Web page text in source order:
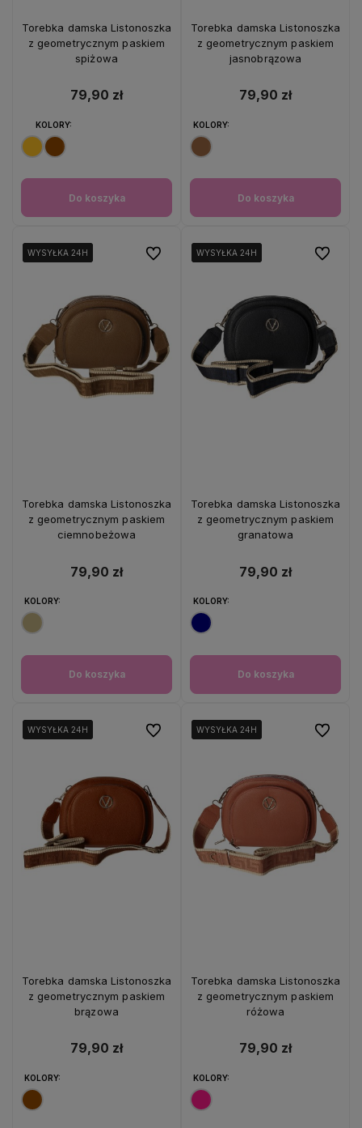
Torebka damska Listonoszka
z geometrycznym paskiem
spiżowa
79,90 zł
KOLORY:
Do koszyka
Torebka damska Listonoszka
z geometrycznym paskiem
jasnobrązowa
79,90 zł
KOLORY:
Do koszyka
WYSYŁKA 24H
WYSYŁKA 24H
WYSYŁKA 24H
Torebka damska Listonoszka
z geometrycznym paskiem
ciemnobeżowa
79,90 zł
KOLORY:
Do koszyka
Do ulubionychWYSYŁKA 24H
WYSYŁKA 24H
WYSYŁKA 24H
Torebka damska Listonoszka
z geometrycznym paskiem
granatowa
79,90 zł
KOLORY:
Do koszyka
Do
WYSYŁKA 24H
WYSYŁKA 24H
WYSYŁKA 24H
Torebka damska Listonoszka
z geometrycznym paskiem
brązowa
79,90 zł
KOLORY:
Do ulubionychWYSYŁKA 24H
WYSYŁKA 24H
WYSYŁKA 24H
Torebka damska Listonoszka
z geometrycznym paskiem
różowa
79,90 zł
KOLORY:
Do